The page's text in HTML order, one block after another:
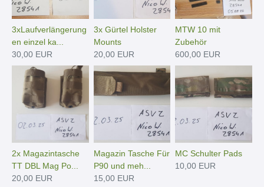
3xLaufverlängerung
en einzel ka...
30,00 EUR
3x Gürtel Holster
Mounts
20,00 EUR
MTW 10 mit
Zubehör
600,00 EUR
2x Magazintasche
TT DBL Mag Po...
20,00 EUR
Magazin Tasche Für
P90 und meh...
15,00 EUR
MC Schulter Pads
10,00 EUR